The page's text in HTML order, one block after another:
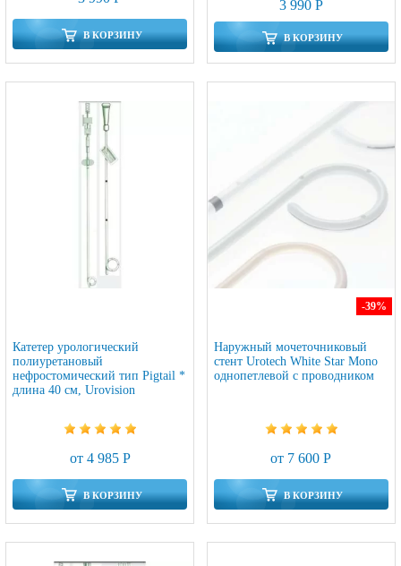
В КОРЗИНУ
3 990 Р
В КОРЗИНУ
Катетер урологический
полиуретановый
нефростомический тип Pigtail *
длина 40 см, Urovision
от 4 985 Р
В КОРЗИНУ
-39%
Наружный мочеточниковый
стент Urotech White Star Mono
однопетлевой с проводником
от 7 600 Р
В КОРЗИНУ